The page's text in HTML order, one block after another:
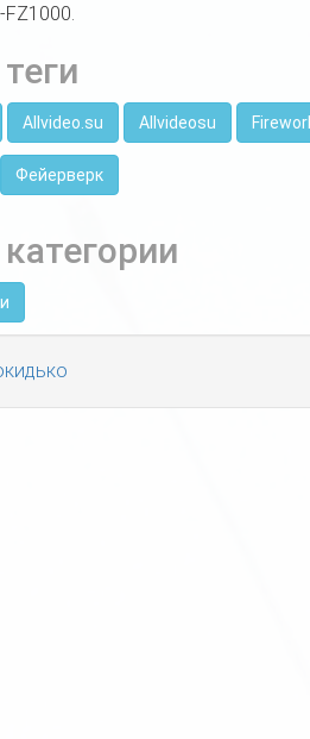
FZ1000.
Allvideo.su Allvideosu
Фейерверк